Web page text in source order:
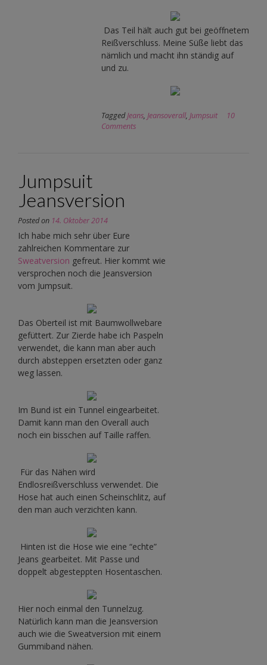
Das Teil hält auch gut bei geöffnetem
Reißverschluss. Meine Süße liebt das
nämlich und macht ihn ständig auf
und zu.
TaggedJeans, Jeansoverall, Jumpsuit
10
Comments
Jumpsuit
Jeansversion
Posted on 14. Oktober 2014
Ich habe mich sehr über Eure
zahlreichen Kommentare zur
Sweatversion gefreut. Hier kommt wie
versprochen noch die Jeansversion
vom Jumpsuit.
Das Oberteil ist mit Baumwollwebare
gefüttert. Zur Zierde habe ich Paspeln
verwendet, die kann man aber auch
durch absteppen ersetzten oder ganz
weg lassen.
Im Bund ist ein Tunnel eingearbeitet.
Damit kann man den Overall auch
noch ein bisschen auf Taille raffen.
Für das Nähen wird
Endlosreißverschluss verwendet. Die
Hose hat auch einen Scheinschlitz, auf
den man auch verzichten kann.
Hinten ist die Hose wie eine “echte”
Jeans gearbeitet. Mit Passe und
doppelt abgesteppten Hosentaschen.
Hier noch einmal den Tunnelzug.
Natürlich kann man die Jeansversion
auch wie die Sweatversion mit einem
Gummiband nähen.